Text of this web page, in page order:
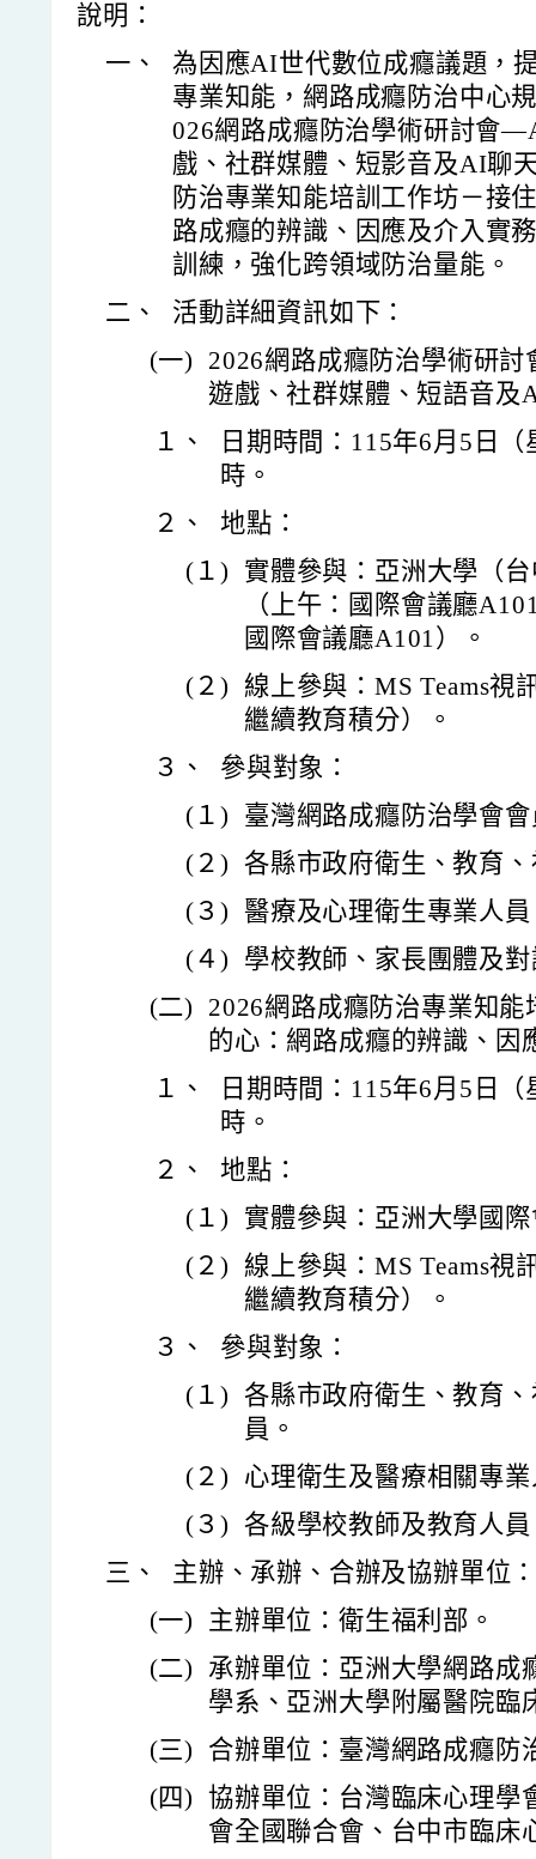
說明：
一、
為因應AI世代數位成癮議題，
專業知能，網路成癮防治中心
026網路成癮防治學術研討會
戲、社群媒體、短影音及AI聊
防治專業知能培訓工作坊－接
路成癮的辨識、因應及介入實
訓練，強化跨領域防治量能。
二、
活動詳細資訊如下：
(一)
2026網路成癮防治學術研
遊戲、社群媒體、短語音及
１、
日期時間：115年6月5日
時。
２、
地點：
(１)
實體參與：亞洲大學（
（上午：國際會議廳
國際會議廳A101）。
(２) 線上參與：MS Teams視
繼續教育積分）。
３、
參與對象：
(１)
臺灣網路成癮防治學會
(２) 各縣市政府衛生、教育
(３) 醫療及心理衛生專業人
(４)
學校教師、家長團體及
(二)
2026網路成癮防治專業知
的心：網路成癮的辨識、因
１、
日期時間：115年6月5日
時。
２、
地點：
(１)
實體參與：亞洲大學國
(２) 線上參與：MS Teams視
繼續教育積分）。
３、
參與對象：
(１) 各縣市政府衛生、教育
員。
(２)
心理衛生及醫療相關專
(３) 各級學校教師及教育人
三、
主辦、承辦、合辦及協辦單位
(一)
主辦單位：衛生福利部。
(二)
承辦單位：亞洲大學網路成
學系、亞洲大學附屬醫院臨
(三)
合辦單位：臺灣網路成癮防
(四) 協辦單位：台灣臨床心理學
會全國聯合會、台中市臨床